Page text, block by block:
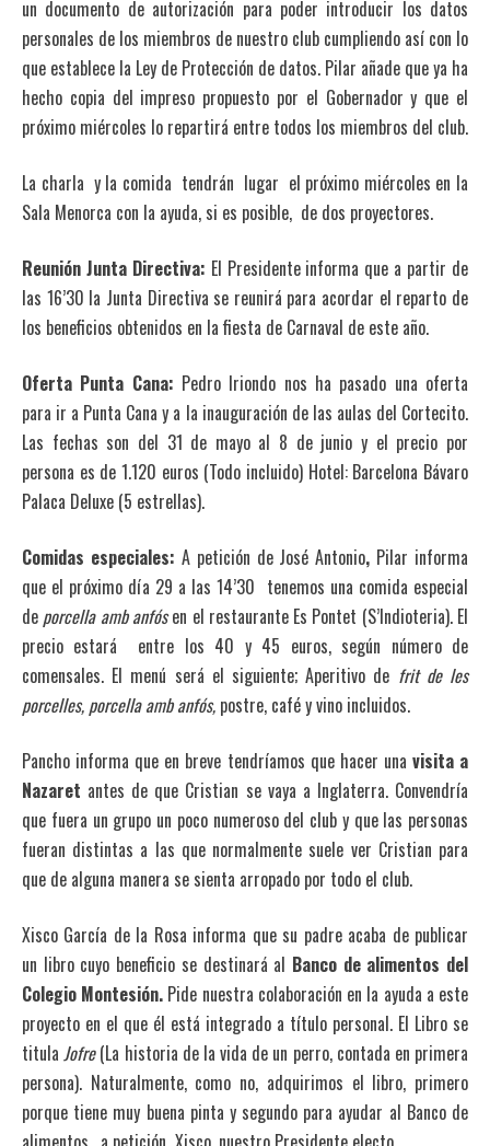
un documento de autorización para poder introducir los datos
personales de los miembros de nuestro club cumpliendo así con lo
que establece la Ley de Protección de datos. Pilar añade que ya ha
hecho copia del impreso propuesto por el Gobernador y que el
próximo miércoles lo repartirá entre todos los miembros del club.
La charla y la comida tendrán lugar el próximo miércoles en la
Sala Menorca con la ayuda, si es posible, de dos proyectores.
Reunión Junta Directiva: El Presidente informa que a partir de
las 16’30 la Junta Directiva se reunirá para acordar el reparto de
los beneficios obtenidos en la fiesta de Carnaval de este año.
Oferta Punta Cana: Pedro Iriondo nos ha pasado una oferta
para ir a Punta Cana y a la inauguración de las aulas del Cortecito.
Las fechas son del 31 de mayo al 8 de junio y el precio por
persona es de 1.120 euros (Todo incluido) Hotel: Barcelona Bávaro
Palaca Deluxe (5 estrellas).
Comidas especiales: A petición de José Antonio, Pilar informa
que el próximo día 29 a las 14’30 tenemos una comida especial
de porcella amb anfósen el restaurante Es Pontet (S’Indioteria). El
precio estará entre los 40 y 45 euros, según número de
comensales. El menú será el siguiente; Aperitivo de frit de les
porcelles, porcella amb anfós, postre, café y vino incluidos.
Pancho informa que en breve tendríamos que hacer una visita a
Nazaret antes de que Cristian se vaya a Inglaterra. Convendría
que fuera un grupo un poco numeroso del club y que las personas
fueran distintas a las que normalmente suele ver Cristian para
que de alguna manera se sienta arropado por todo el club.
Xisco García de la Rosa informa que su padre acaba de publicar
un libro cuyo beneficio se destinará al Banco de alimentos del
Colegio Montesión. Pide nuestra colaboración en la ayuda a este
proyecto en el que él está integrado a título personal. El Libro se
titulaJofre(La historia de la vida de un perro, contada en primera
persona). Naturalmente, como no, adquirimos el libro, primero
porque tiene muy buena pinta y segundo para ayudar al Banco de